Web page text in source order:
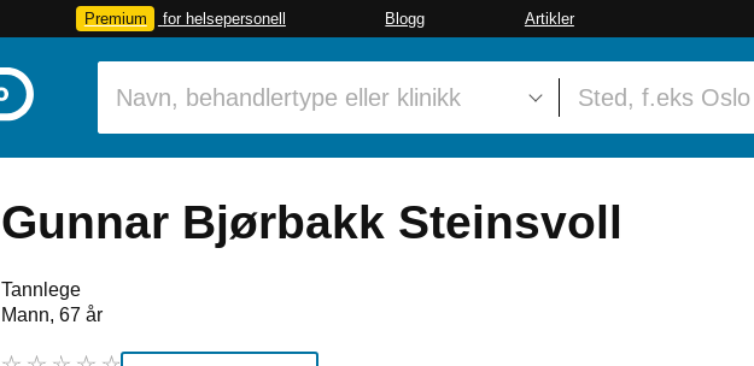
Premium for helsepersonell Blogg Artikler
Gunnar Bjørbakk Steinsvoll
Tannlege
Mann, 67 år